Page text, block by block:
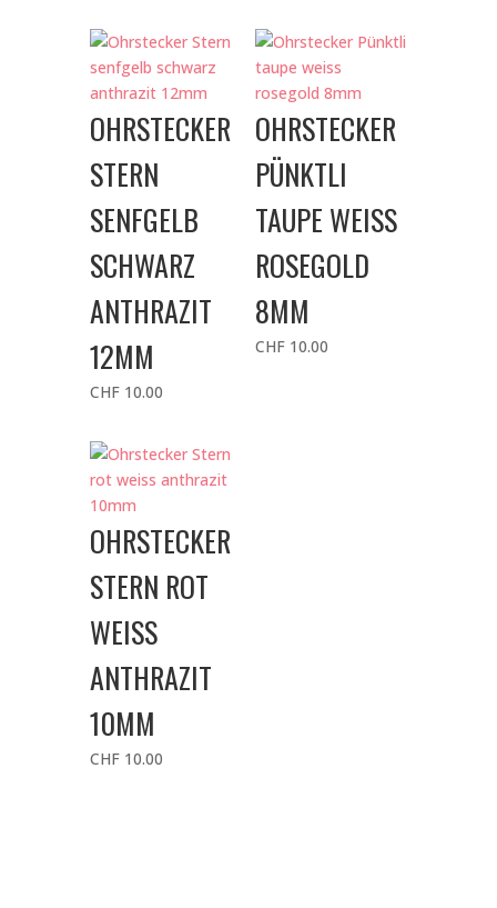
OHRSTECKER
STERN
SENFGELB
SCHWARZ
ANTHRAZIT
12MM
CHF10.00
OHRSTECKER
PÜNKTLI
TAUPE WEISS
ROSEGOLD
8MM
CHF10.00
OHRSTECKER
STERN ROT
WEISS
ANTHRAZIT
10MM
CHF10.00